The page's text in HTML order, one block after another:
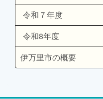
令和７年度
令和8年度
伊万里市の概要